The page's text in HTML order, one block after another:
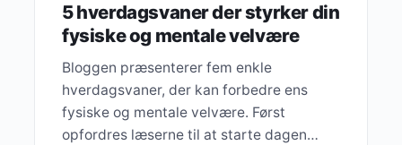
5 hverdagsvaner der styrker din
fysiske og mentale velvære
Bloggen præsenterer fem enkle
hverdagsvaner, der kan forbedre ens
fysiske og mentale velvære. Først
opfordres læserne til at starte dagen